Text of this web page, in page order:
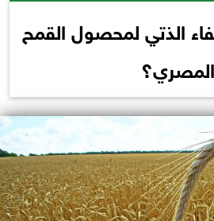
الذتي لمحصول القمح
المصري؟